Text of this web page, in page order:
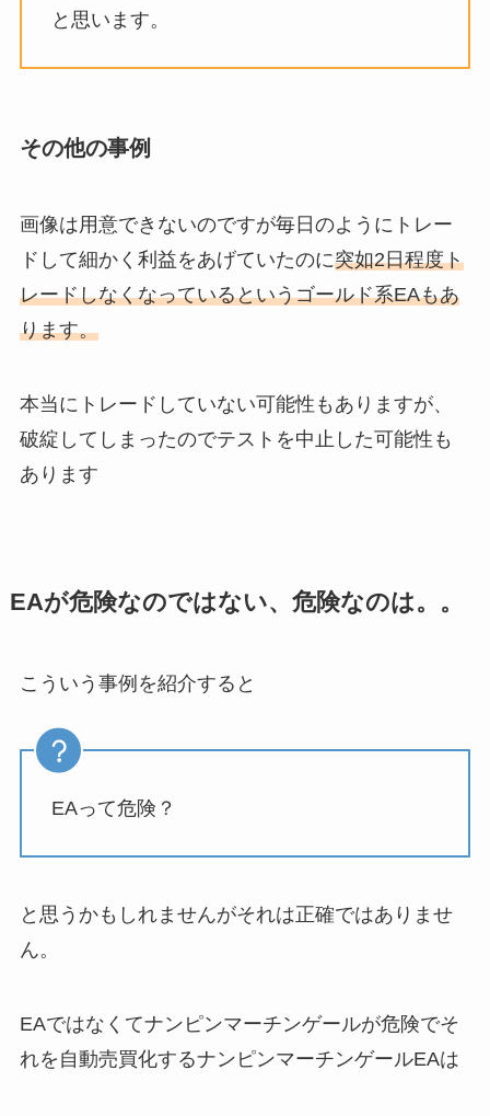
と思います。
その他の事例
画像は用意できないのですが毎日のようにトレー
ドして細かく利益をあげていたのに突如2日程度ト
レードしなくなっているというゴールド系EAもあ
ります。
本当にトレードしていない可能性もありますが、
破綻してしまったのでテストを中止した可能性も
あります
EAが危険なのではない、危険なのは。。
こういう事例を紹介すると
EAって危険？
と思うかもしれませんがそれは正確ではありませ
ん。
EAではなくてナンピンマーチンゲールが危険でそ
れを自動売買化するナンピンマーチンゲールEAは